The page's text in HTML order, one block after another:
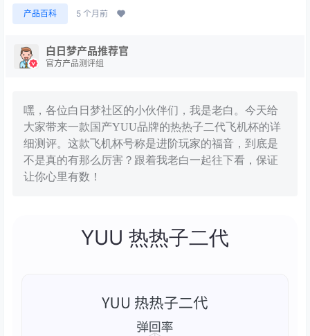
产品百科 5 个月前
白日梦产品推荐官
官方产品测评组
嘿，各位白日梦社区的小伙伴们，我是老白。今天给
大家带来一款国产YUU品牌的热热子二代飞机杯的详
细测评。这款飞机杯号称是进阶玩家的福音，到底是
不是真的有那么厉害？跟着我老白一起往下看，保证
让你心里有数！
YUU 热热子二代